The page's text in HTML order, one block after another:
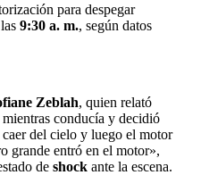
para despegar
9:30 a. m., según datos
Zeblah, quien relató
conducía y decidió
del cielo y luego el motor
grande entró en el motor»,
de shock ante la escena.